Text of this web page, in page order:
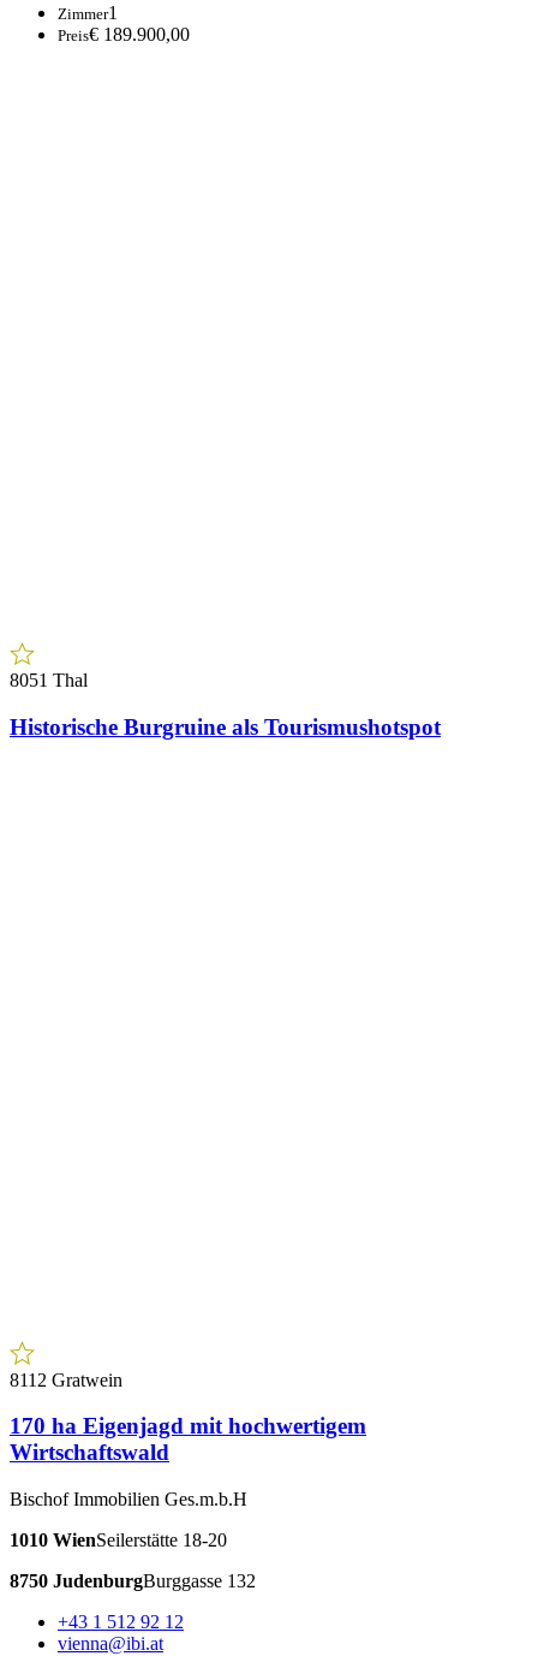
Zimmer1
Preis€ 189.900,00
8051 Thal
Historische Burgruine als Tourismushotspot
8112 Gratwein
170 ha Eigenjagd mit hochwertigem
Wirtschaftswald
Bischof Immobilien Ges.m.b.H
1010 WienSeilerstätte 18-20
8750 JudenburgBurggasse 132
+43 1 512 92 12
vienna@ibi.at